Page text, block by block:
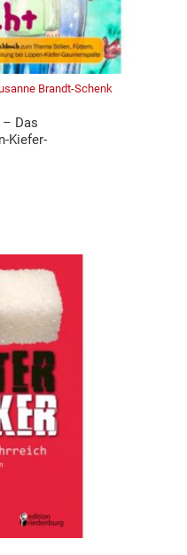
Brandt-Schenk
Das
Kiefer-